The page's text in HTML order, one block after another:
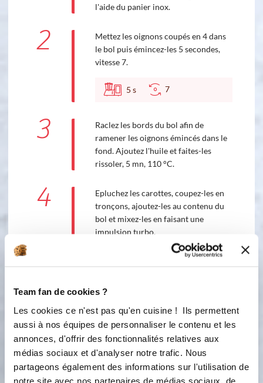
Team fan de cookies ?
Les cookies ce n'est pas qu'en cuisine ! Ils permettent
aussi à nos équipes de personnaliser le contenu et les
annonces, d'offrir des fonctionnalités relatives aux
médias sociaux et d'analyser notre trafic. Nous
partageons également des informations sur l'utilisation de
notre site avec nos partenaires de médias sociaux, de
l'aide du panier inox.
2
Mettez les oignons coupés en 4 dans
le bol puis émincez-les 5 secondes,
vitesse 7.
5 s 7
3
Raclez les bords du bol afin de
ramener les oignons émincés dans le
fond. Ajoutez l'huile et faites-les
rissoler, 5 mn, 110 °C.
4
Epluchez les carottes, coupez-les en
tronçons, ajoutez-les au contenu du
bol et mixez-les en faisant une
impulsion turbo.
Raclez les bords du bol afin de
fond. Poursuivez la cuisson 5 mn, 110
5min
110 °C
3
Ajoutez enfin les épinards surgelés et